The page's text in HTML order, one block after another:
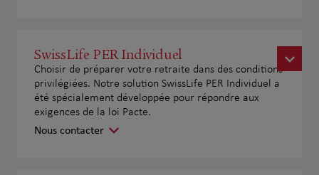
SwissLife PER Individuel
Choisir de préparer votre retraite dans des conditions
privilégiées. Notre solution SwissLife PER Individuel a
été spécialement développée pour répondre aux
exigences de la loi Pacte.
Nous contacter